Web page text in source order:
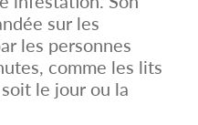
sur les
les personnes
comme les lits
le jour ou la